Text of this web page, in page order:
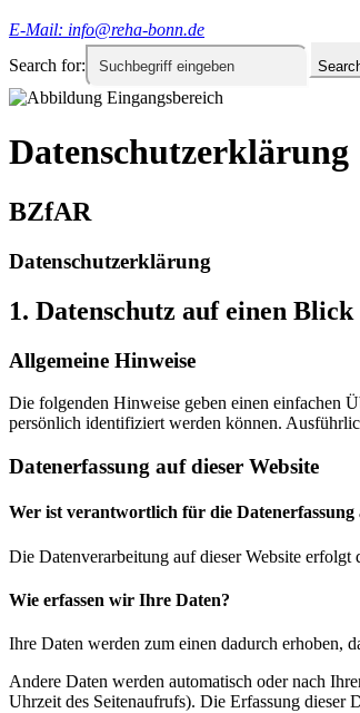
E-Mail: info@reha-bonn.de
Search for:
Datenschutz­erklärung
BZfAR
Datenschutz­erklärung
1. Datenschutz auf einen Blick
Allgemeine Hinweise
Die folgenden Hinweise geben einen einfachen
persönlich identifiziert werden können.
Datenerfassung auf dieser Website
Wer ist verantwortlich für die Datenerfassung
Die Datenverarbeitung auf dieser Website
Wie erfassen wir Ihre Daten?
Ihre Daten werden zum einen dadurch erhoben,
Andere Daten werden automatisch oder nach
Uhrzeit des Seitenaufrufs). Die Erfassung dieser